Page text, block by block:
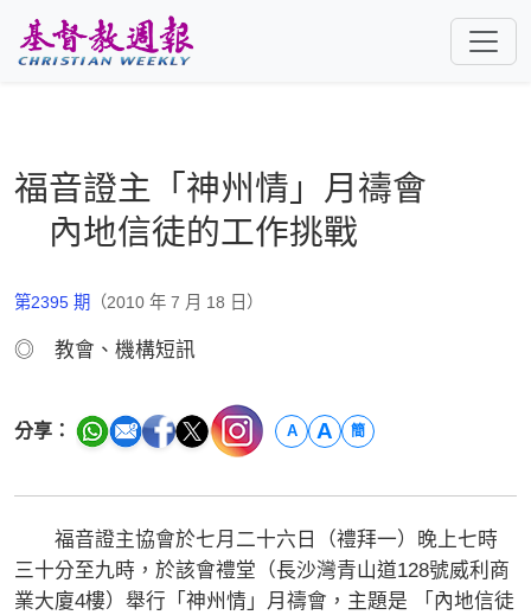
福音證主「神州情」月禱會
內地信徒的工作挑戰
第2395 期 （2010 年 7 月 18 日）
◎ 教會、機構短訊
分享： A A 簡
福音證主協會於七月二十六日（禮拜一）晚上七時
三十分至九時，於該會禮堂（長沙灣青山道128號威利商
業大廈4樓）舉行「神州情」月禱會，主題是 「內地信徒